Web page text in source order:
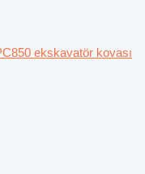
ekskavatör kovası